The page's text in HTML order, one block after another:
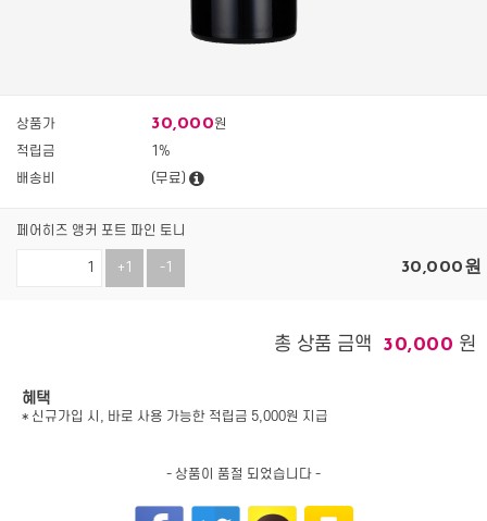
상품가 30,000원
적립금
1%
배송비
(무료)
페어히즈 앵커 포트 파인 토니
+1 -1 30,000원
총 상품 금액 30,000 원
혜택
* 신규가입 시, 바로 사용 가능한 적립금 5,000원 지급
- 상품이 품절 되었습니다 -